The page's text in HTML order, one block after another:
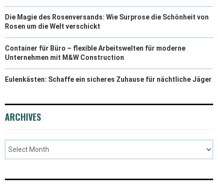
Die Magie des Rosenversands: Wie Surprose die Schönheit von
Rosen um die Welt verschickt
Container für Büro – flexible Arbeitswelten für moderne
Unternehmen mit M&W Construction
Eulenkästen: Schaffe ein sicheres Zuhause für nächtliche Jäger
ARCHIVES